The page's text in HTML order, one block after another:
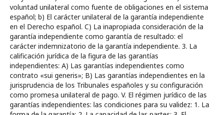
voluntad unilateral como fuente de obligaciones en el sistema
español; b) El carácter unilateral de la garantía independiente
en el Derecho español. C) La inapropiada consideración de la
garantía independiente como garantía de resultado: el
carácter indemnizatorio de la garantía independiente. 3. La
calificación jurídica de la figura de las garantías
independientes: A) Las garantías independientes como
contrato «sui generis»; B) Las garantías independientes en la
jurisprudencia de los Tribunales españoles y su configuración
como promesa unilateral de pago. V. El régimen jurídico de las
garantías independientes: las condiciones para su validez: 1. La